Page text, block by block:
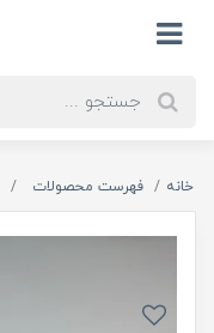
خانه فهرست محصولات